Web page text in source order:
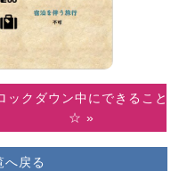
へ戻る
ックダウン中にできること
☆ »